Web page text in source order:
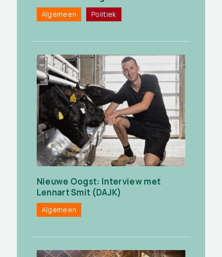
Algemeen Politiek
Nieuwe Oogst: Interview met
Lennart Smit (DAJK)
Algemeen